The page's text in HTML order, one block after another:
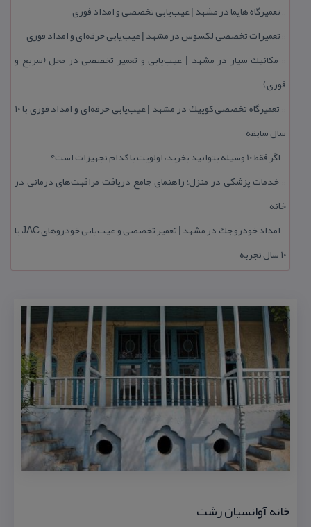
:: تعمیرگاه هایما در مشهد | عیب‌یابی تخصصی و امداد فوری
:: تعمیرات تخصصی لكسوس در مشهد | عیب‌یابی حرفه‌ای و امداد فوری
:: مكانیك سیار در مشهد | عیب‌یابی و تعمیر تخصصی در محل (سریع و
فوری)
::
تعمیرگاه تخصصی كوییك در مشهد | عیب‌یابی حرفه‌ای و امداد فوری با ۱۰
سال سابقه
:: اگر فقط 10 وسیله بتوانید بخرید، اولویت با كدام تجهیزات است؟
:: خدمات پزشكی در منزل؛ راهنمای جامع دریافت مراقبت‌های درمانی در
خانه
::
امداد خودرو جك در مشهد | تعمیر تخصصی و عیب‌یابی خودروهای JAC با
۱۰ سال تجربه
خانه آوانسیان رشت